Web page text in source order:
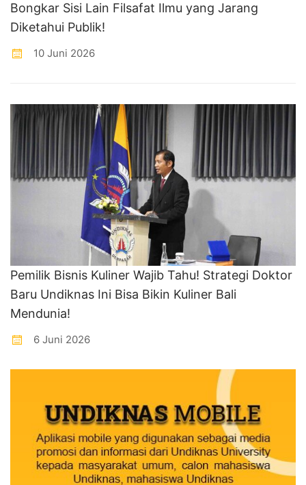
Bongkar Sisi Lain Filsafat Ilmu yang Jarang
Diketahui Publik!
10 Juni 2026
Pemilik Bisnis Kuliner Wajib Tahu! Strategi Doktor
Baru Undiknas Ini Bisa Bikin Kuliner Bali
Mendunia!
6 Juni 2026